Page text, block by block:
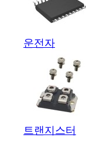
운전자
트랜지스터